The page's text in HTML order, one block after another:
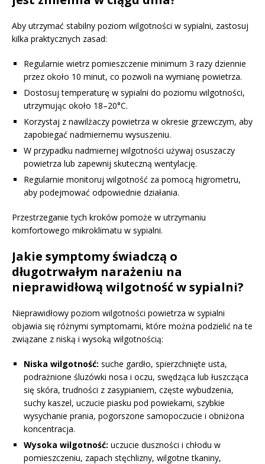
Aby utrzymać stabilny poziom wilgotności w sypialni, zastosuj
kilka praktycznych zasad:
Regularnie wietrz pomieszczenie minimum 3 razy dziennie
przez około 10 minut, co pozwoli na wymianę powietrza.
Dostosuj temperaturę w sypialni do poziomu wilgotności,
utrzymując około 18–20°C.
Korzystaj z nawilżaczy powietrza w okresie grzewczym, aby
zapobiegać nadmiernemu wysuszeniu.
W przypadku nadmiernej wilgotności używaj osuszaczy
powietrza lub zapewnij skuteczną wentylację.
Regularnie monitoruj wilgotność za pomocą higrometru,
aby podejmować odpowiednie działania.
Przestrzeganie tych kroków pomoże w utrzymaniu
komfortowego mikroklimatu w sypialni.
Jakie symptomy świadczą o
długotrwałym narażeniu na
nieprawidłową wilgotność w sypialni?
Nieprawidłowy poziom wilgotności powietrza w sypialni
objawia się różnymi symptomami, które można podzielić na te
związane z niską i wysoką wilgotnością:
Niska wilgotność: suche gardło, spierzchnięte usta,
podrażnione śluzówki nosa i oczu, swędząca lub łuszcząca
się skóra, trudności z zasypianiem, częste wybudzenia,
suchy kaszel, uczucie piasku pod powiekami, szybkie
wysychanie prania, pogorszone samopoczucie i obniżona
koncentracja.
Wysoka wilgotność: uczucie duszności i chłodu w
pomieszczeniu, zapach stęchlizny, wilgotne tkaniny,